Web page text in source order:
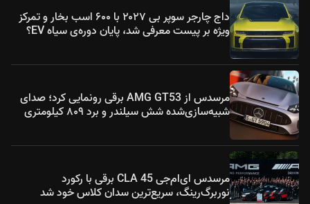
داج چارجر سوپر بی ۲۰۲۷ با ۶۰۰ اسب بخار و تمرکز
ویژه بر پیست معرفی شد، پایان دوره‌ی سیاه EV؟
مرسدس از AMG GT53 برقی رونمایی کرد؛ صدای
شبیه‌سازی‌شده شش سیلندر و برد ۸۰۹ کیلومتری
مرسدس ای‌ام‌جی CLA 45 برقی با رکورد
نوربرگ‌رینگ، سریع‌ترین سدان کلاس خود شد